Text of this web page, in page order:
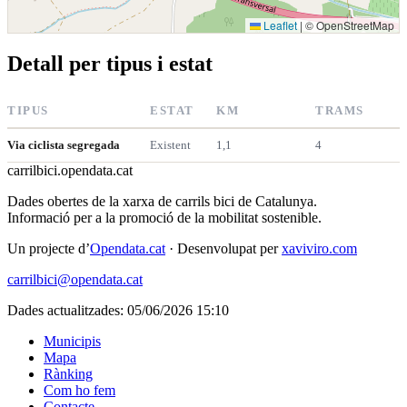
Leaflet |© OpenStreetMap
Detall per tipus i estat
TIPUS ESTAT KM TRAMS
Via ciclista segregada Existent 1,1 4
carrilbici.opendata.cat
Dades obertes de la xarxa de carrils bici de Catalunya.
Informació per a la promoció de la mobilitat sostenible.
Un projecte d’Opendata.cat · Desenvolupat perxaviviro.com
carrilbici@opendata.cat
Dades actualitzades: 05/06/2026 15:10
Municipis
Mapa
Rànking
Com ho fem